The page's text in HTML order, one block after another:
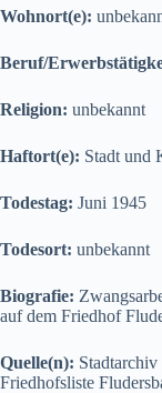
Wohnort(e):
Beruf/
Religion: unbekannt
Haftort(e): Stadt und
Todestag: Juni 1945
Todesort: unbekannt
Biografie:
auf dem Friedhof
Quelle(n):
Friedhofsliste